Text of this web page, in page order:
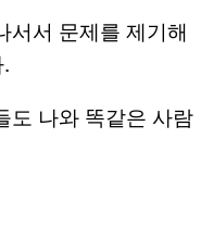
서서 문제를 제기해
도 나와 똑같은 사람